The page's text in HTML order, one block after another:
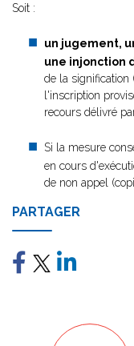
Soit :
un jugement,
une injonction
de la signification
l'inscription
recours délivré
Si la mesure
en cours
de non appel
PARTAGER